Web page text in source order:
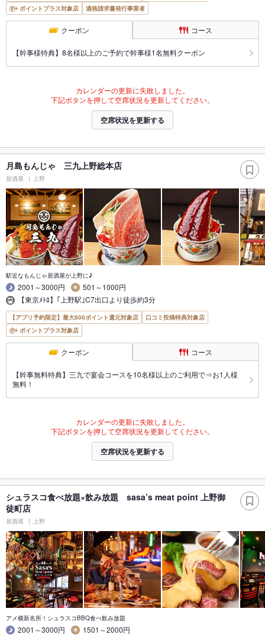
ポイントプラス対象店
適格請求書発行事業者
クーポン コース
【幹事様特典】8名様以上のご予約で幹事様1名無料クーポン
カレンダーの更新に失敗しました。
下記ボタンを押して空席状況を更新してください。
空席状況を更新する
月島もんじゃ 三九上野総本店
居酒屋 上野
駅近なもんじゃ居酒屋が上野に♪
2001～3000円
501～1000円
【東京ﾒﾄﾛ】｢上野駅｣C7出口より徒歩約3分
【アプリ予約限定】最大800ポイント還元対象店
口コミ投稿特典対象店
ポイントプラス対象店
クーポン コース
【幹事無料特典】三九で宴会コースを10名様以上のご利用で⇒お1人様
無料！
カレンダーの更新に失敗しました。
下記ボタンを押して空席状況を更新してください。
空席状況を更新する
シュラスコ食べ放題×飲み放題 sasa’s meat point 上野御
徒町店
居酒屋 上野
アメ横新名所！シュラスコBBQ食べ飲み放題
2001～3000円
1501～2000円